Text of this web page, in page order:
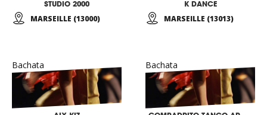
STUDIO 2000
MARSEILLE (13000)
K DANCE
MARSEILLE (13013)
Bachata Bachata